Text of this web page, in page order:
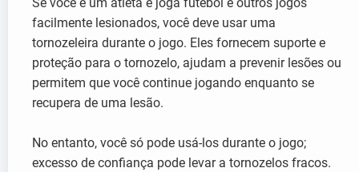
facilmente lesionados, você deve usar uma
tornozeleira durante o jogo. Eles fornecem suporte e
proteção para o tornozelo, ajudam a prevenir lesões ou
permitem que você continue jogando enquanto se
recupera de uma lesão.
No entanto, você só pode usá-los durante o jogo;
excesso de confiança pode levar a tornozelos fracos.